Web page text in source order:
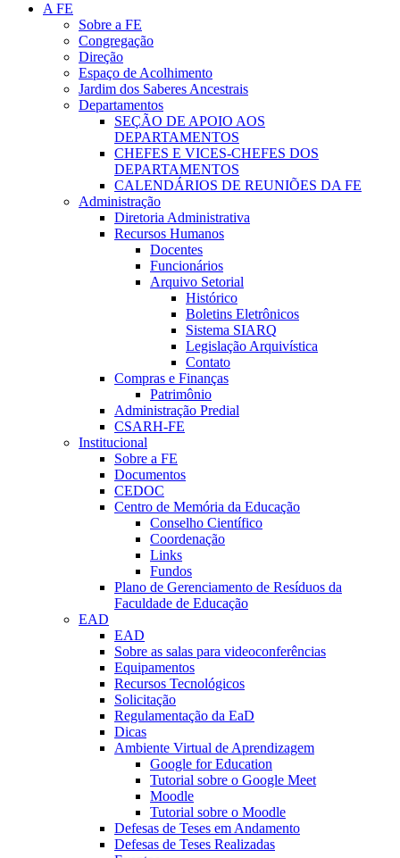
A FE
Sobre a FE
Congregação
Direção
Espaço de Acolhimento
Jardim dos Saberes Ancestrais
Departamentos
SEÇÃO DE APOIO AOS
DEPARTAMENTOS
CHEFES E VICES-CHEFES DOS
DEPARTAMENTOS
CALENDÁRIOS DE REUNIÕES DA FE
Administração
Diretoria Administrativa
Recursos Humanos
Docentes
Funcionários
Arquivo Setorial
Histórico
Boletins Eletrônicos
Sistema SIARQ
Legislação Arquivística
Contato
Compras e Finanças
Patrimônio
Administração Predial
CSARH-FE
Institucional
Sobre a FE
Documentos
CEDOC
Centro de Memória da Educação
Conselho Científico
Coordenação
Links
Fundos
Plano de Gerenciamento de Resíduos da
Faculdade de Educação
EAD
EAD
Sobre as salas para videoconferências
Equipamentos
Recursos Tecnológicos
Solicitação
Regulamentação da EaD
Dicas
Ambiente Virtual de Aprendizagem
Google for Education
Tutorial sobre o Google Meet
Moodle
Tutorial sobre o Moodle
Defesas de Teses em Andamento
Defesas de Teses Realizadas